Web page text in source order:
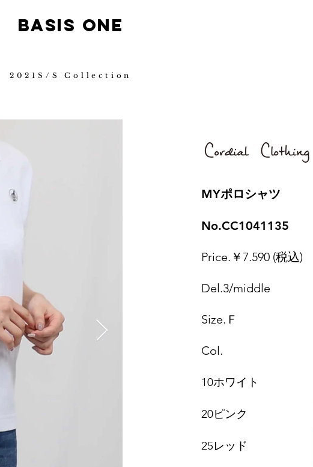
BASIS ONE
2021S/S Collection
​MYポロシャツ
No.CC1041135
Price.￥7.590 (税込)
Del.3/middle
Size.Ｆ
Col.
10ホワイト​
20ピンク
​25レッド